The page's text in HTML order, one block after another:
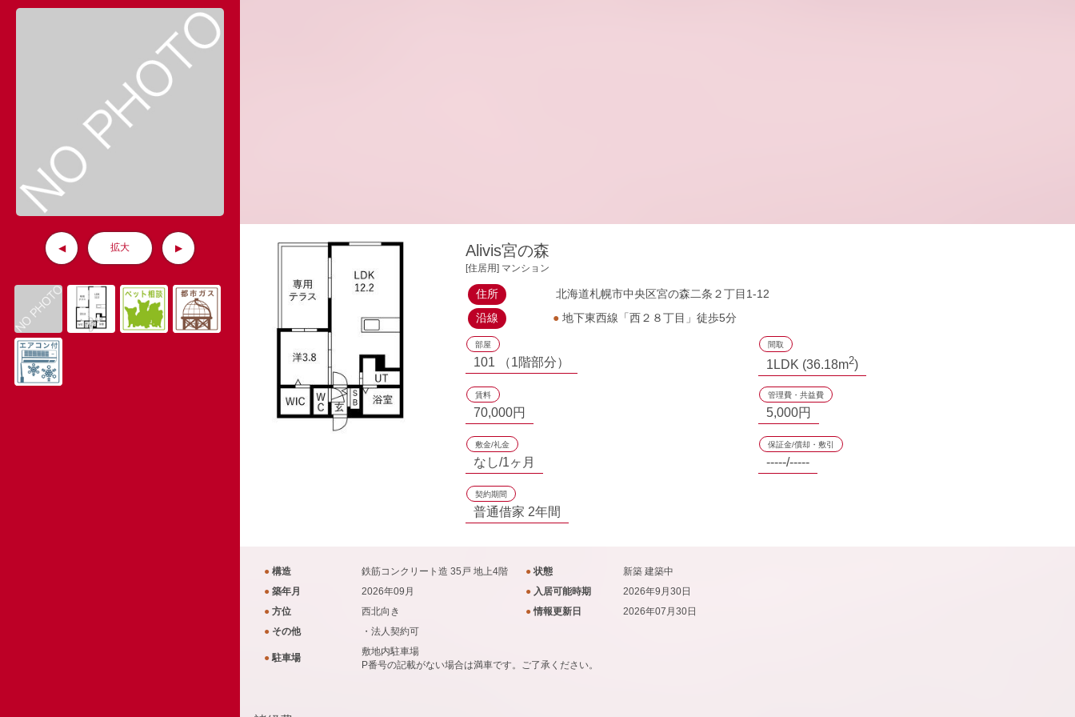
◀ 拡大 ▶ Alivis宮の森
[住居用] マンション
住所
北海道札幌市中央区宮の森二条２丁目1-12
沿線
● 地下東西線「西２８丁目」徒歩5分
部屋 間取
101 （1階部分） 1LDK (36.18m2)
賃料 管理費・共益費
70,000円 5,000円
敷金/礼金 保証金/償却・敷引
なし/1ヶ月 -----/-----
契約期間
普通借家 2年間
● 構造 鉄筋コンクリート造 35戸 地上4階 ●状態 新築 建築中
● 築年月 2026年09月 ● 入居可能時期
2026年9月30日
● 方位 西北向き ●情報更新日
2026年07月30日
● その他 ・法人契約可
●駐車場
敷地内駐車場
P番号の記載がない場合は満車です。ご了承ください。